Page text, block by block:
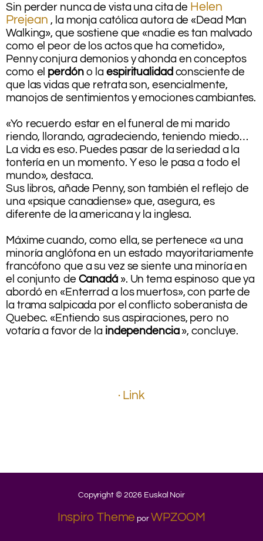
Sin perder nunca de vista una cita de Helen
Prejean, la monja católica autora de «Dead Man
Walking», que sostiene que «nadie es tan malvado
como el peor de los actos que ha cometido»,
Penny conjura demonios y ahonda en conceptos
como el perdón o laespiritualidad consciente de
que las vidas que retrata son, esencialmente,
manojos de sentimientos y emociones cambiantes.
«Yo recuerdo estar en el funeral de mi marido
riendo, llorando, agradeciendo, teniendo miedo…
La vida es eso. Puedes pasar de la seriedad a la
tontería en un momento. Y eso le pasa a todo el
mundo», destaca.
Sus libros, añade Penny, son también el reflejo de
una «psique canadiense» que, asegura, es
diferente de la americana y la inglesa.
Máxime cuando, como ella, se pertenece «a una
minoría anglófona en un estado mayoritariamente
francófono que a su vez se siente una minoría en
el conjunto de Canadá ». Un tema espinoso que ya
abordó en «Enterrad a los muertos», con parte de
la trama salpicada por el conflicto soberanista de
Quebec. «Entiendo sus aspiraciones, pero no
votaría a favor de la independencia », concluye.
· Link
Copyright © 2026 Euskal Noir
Inspiro Theme por WPZOOM